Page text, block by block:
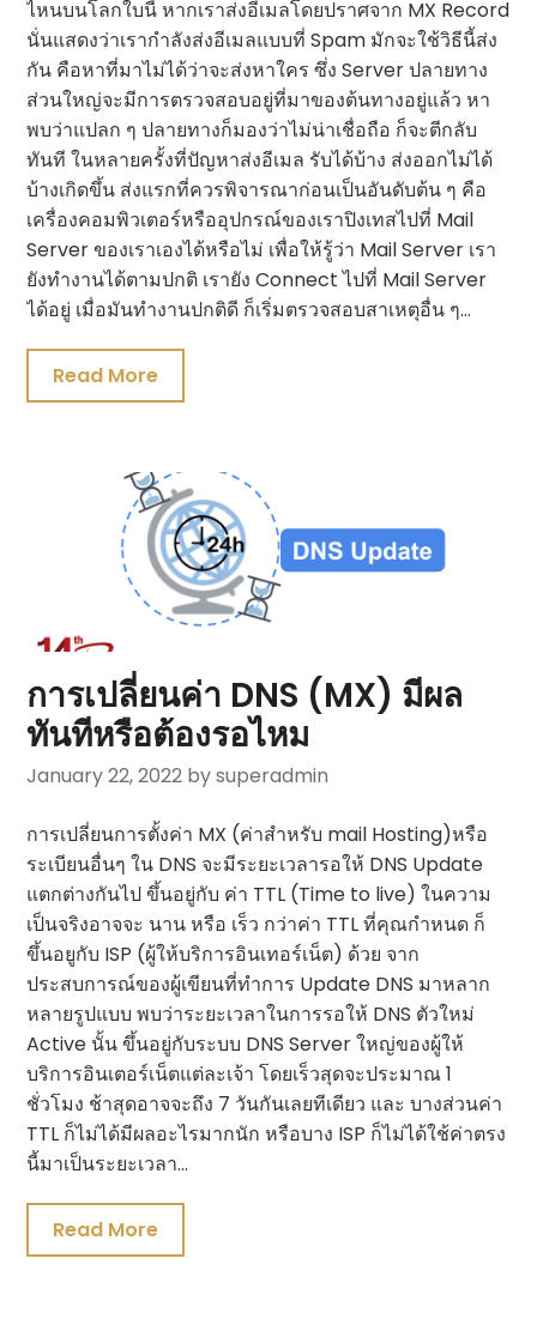
ไหนบนโลกใบนี้ หากเราส่งอีเมลโดยปราศจาก MX Record
นั่นแสดงว่าเรากำลังส่งอีเมลแบบที่ Spam มักจะใช้วิธีนี้ส่ง
กัน คือหาที่มาไม่ได้ว่าจะส่งหาใคร ซึ่ง Server ปลายทาง
ส่วนใหญ่จะมีการตรวจสอบอยู่ที่มาของต้นทางอยู่แล้ว หา
พบว่าแปลก ๆ ปลายทางก็มองว่าไม่น่าเชื่อถือ ก็จะตีกลับ
ทันที ในหลายครั้งที่ปัญหาส่งอีเมล รับได้บ้าง ส่งออกไม่ได้
บ้างเกิดขึ้น ส่งแรกที่ควรพิจารณาก่อนเป็นอันดับต้น ๆ คือ
เครื่องคอมพิวเตอร์หรืออุปกรณ์ของเราปิงเทสไปที่ Mail
Server ของเราเองได้หรือไม่ เพื่อให้รู้ว่า Mail Server เรา
ยังทำงานได้ตามปกติ เรายัง Connect ไปที่ Mail Server
ได้อยู่ เมื่อมันทำงานปกติดี ก็เริ่มตรวจสอบสาเหตุอื่น ๆ…
Read More
การเปลี่ยนค่า DNS (MX) มีผล
ทันทีหรือต้องรอไหม
January 22, 2022 by superadmin
การเปลี่ยนการตั้งค่า MX (ค่าสำหรับ mail Hosting)หรือ
ระเบียนอื่นๆ ใน DNS จะมีระยะเวลารอให้ DNS Update
แตกต่างกันไป ขึ้นอยู่กับ ค่า TTL (Time to live) ในความ
เป็นจริงอาจจะ นาน หรือ เร็ว กว่าค่า TTL ที่คุณกำหนด ก็
ขึ้นอยูกับ ISP (ผู้ให้บริการอินเทอร์เน็ต) ด้วย จาก
ประสบการณ์ของผู้เขียนที่ทำการ Update DNS มาหลาก
หลายรูปแบบ พบว่าระยะเวลาในการรอให้ DNS ตัวใหม่
Active นั้น ขึ้นอยู่กับระบบ DNS Server ใหญ่ของผู้ให้
บริการอินเตอร์เน็ตแต่ละเจ้า โดยเร็วสุดจะประมาณ 1
ชั่วโมง ช้าสุดอาจจะถึง 7 วันกันเลยทีเดียว และ บางส่วนค่า
TTL ก็ไม่ได้มีผลอะไรมากนัก หรือบาง ISP ก็ไม่ได้ใช้ค่าตรง
นี้มาเป็นระยะเวลา…
Read More